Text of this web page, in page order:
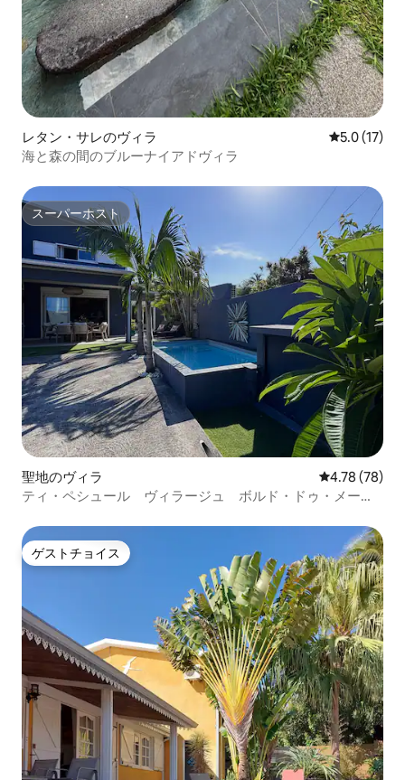
レタン・サレのヴィラ レビュー17
5.0 (17)
海と森の間のブルーナイアドヴィラ
スーパーホスト
スーパーホスト
聖地のヴィラ レビュー78
4.78 (78)
ティ・ペシュール ヴィラージュ ボルド・ドゥ・メー
ゲストチョイス
ゲストチョイス